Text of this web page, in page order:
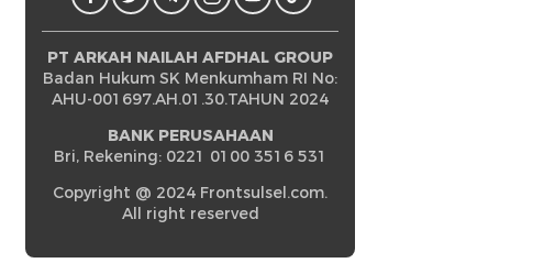
PT ARKAH NAILAH AFDHAL GROUP
Badan Hukum SK Menkumham RI No:
AHU-001697.AH.01.30.TAHUN 2024
BANK PERUSAHAAN
Bri, Rekening: 0221 0100 3516 531
Copyright @ 2024 Frontsulsel.com.
All right reserved